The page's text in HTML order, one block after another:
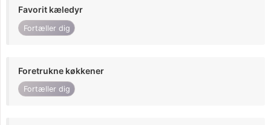
Favorit kæledyr
Fortæller dig
Foretrukne køkkener
Fortæller dig